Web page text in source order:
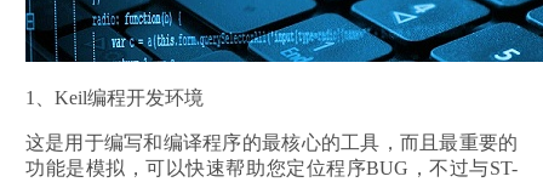
1、Keil编程开发环境
这是用于编写和编译程序的最核心的工具，而且最重要的
功能是模拟，可以快速帮助您定位程序BUG，不过与ST-